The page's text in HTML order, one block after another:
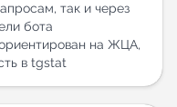
в Telegram
так и через
бота
на ЖЦА,
в tgstat